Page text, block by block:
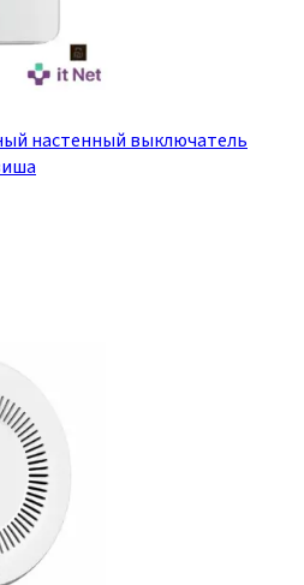
настенный выключатель